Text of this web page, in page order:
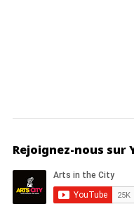
Rejoignez-nous sur